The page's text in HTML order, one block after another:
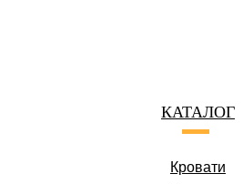
КАТАЛОГ
Кровати